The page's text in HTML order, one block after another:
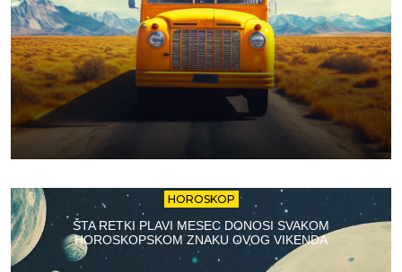
HOROSKOP
ŠTA RETKI PLAVI MESEC DONOSI SVAKOM
HOROSKOPSKOM ZNAKU OVOG VIKENDA